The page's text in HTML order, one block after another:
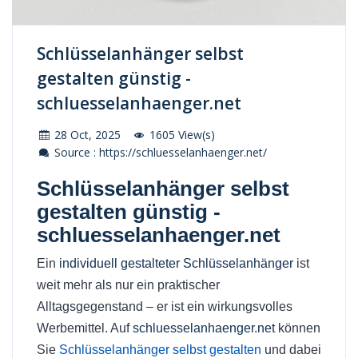
Schlüsselanhänger selbst
gestalten günstig -
schluesselanhaenger.net
28 Oct, 2025
1605 View(s)
Source : https://schluesselanhaenger.net/
Schlüsselanhänger selbst
gestalten günstig -
schluesselanhaenger.net
Ein individuell gestalteter Schlüsselanhänger ist
weit mehr als nur ein praktischer
Alltagsgegenstand – er ist ein wirkungsvolles
Werbemittel. Aufschluesselanhaenger.netkönnen
Sie Schlüsselanhänger selbst gestalten und dabei